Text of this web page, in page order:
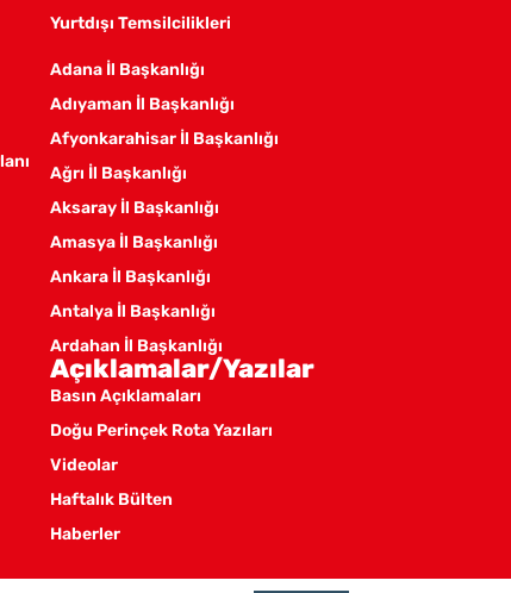
Yurtdışı Temsilcilikleri
Adana İl Başkanlığı
Adıyaman İl Başkanlığı
Afyonkarahisar İl Başkanlığı
Ağrı İl Başkanlığı
Aksaray İl Başkanlığı
Amasya İl Başkanlığı
Ankara İl Başkanlığı
Antalya İl Başkanlığı
Ardahan İl Başkanlığı
Artvin İl Başkanlığı
Açıklamalar/Yazılar
Basın Açıklamaları
Doğu Perinçek Rota Yazıları
Videolar
Haftalık Bülten
Haberler